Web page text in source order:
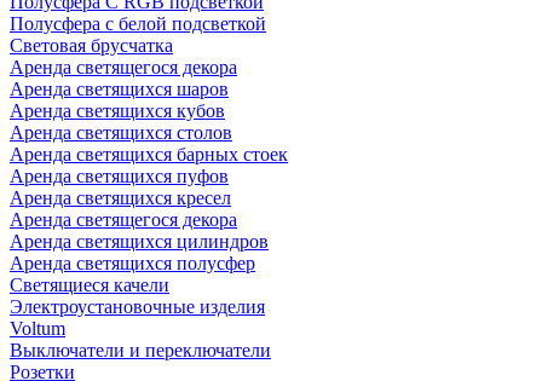
Полусфера с белой подсветкой
Световая брусчатка
Аренда светящегося декора
Аренда светящихся шаров
Аренда светящихся кубов
Аренда светящихся столов
Аренда светящихся барных стоек
Аренда светящихся пуфов
Аренда светящихся кресел
Аренда светящегося декора
Аренда светящихся цилиндров
Аренда светящихся полусфер
Светящиеся качели
Электроустановочные изделия
Voltum
Выключатели и переключатели
Розетки